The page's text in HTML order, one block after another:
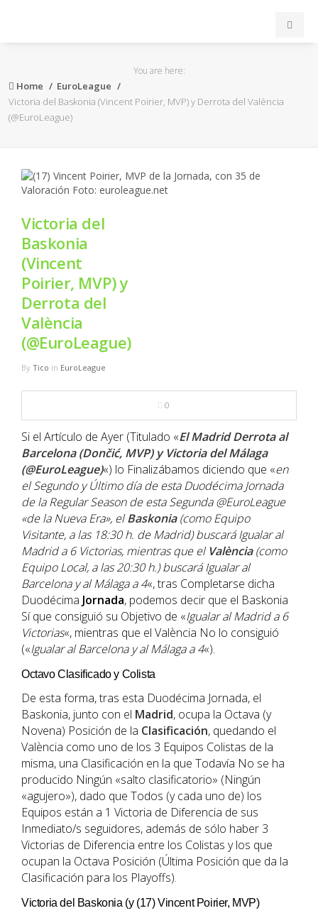
ACB
FEB
OTROS
FORMACIÓN
NBA
You are here:
Home
EuroLeague
Victoria del Baskonia (Vincent Poirier, MVP) y Derrota del València
(@EuroLeague)
Victoria del
Baskonia
(Vincent
Poirier, MVP) y
Derrota del
València
(@EuroLeague)
By Tico in EuroLeague
0
Si el Artículo de Ayer (Titulado «El Madrid Derrota al
Barcelona (Dončić, MVP) y Victoria del Málaga
(@EuroLeague)«) lo Finalizábamos diciendo que «en
el Segundo y Último día de esta Duodécima Jornada
de la Regular Season de estaSegunda@EuroLeague
«de la Nueva Era», elBaskonia(como Equipo
Visitante, a las 18:30 h. de Madrid) buscará Igualar al
Madrid a 6 Victorias, mientras que el València(como
Equipo Local, a las 20:30 h.) buscará Igualar al
Barcelona y al Málaga a 4«, tras Completarse dicha
Duodécima Jornada, podemos decir que el Baskonia
Sí que consiguió su Objetivo de «Igualar al Madrid a 6
Victorias«, mientras que el València No lo consiguió
(«Igualar al Barcelona y al Málaga a 4«).
Octavo Clasificado y Colista
De esta forma, tras esta Duodécima Jornada, el
Baskonia, junto con el Madrid, ocupa la Octava (y
Novena) Posición de la Clasificación, quedando el
València como uno de los 3 Equipos Colistas de la
misma, una Clasificación en la que Todavía No se ha
producido Ningún «salto clasificatorio» (Ningún
«agujero»), dado que Todos (y cada uno de) los
Equipos están a 1 Victoria de Diferencia de sus
Inmediato/s seguidores, además de sólo haber 3
Victorias de Diferencia entre los Colistas y los que
ocupan la Octava Posición (Última Posición que da la
Clasificación para los Playoffs).
Victoria del Baskonia (y (17) Vincent Poirier, MVP)